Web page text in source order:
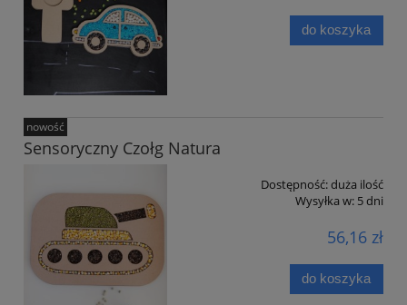
do koszyka
Sensoryczny Czołg Natura
Dostępność:duża ilość
Wysyłka w: 5 dni
56,16 zł
do koszyka
nowość